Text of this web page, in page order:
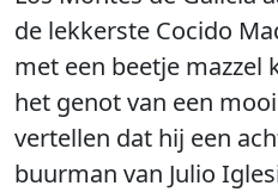
de lekkerste Cocido
met een beetje mazzel
het genot van een
vertellen dat hij een
buurman van Julio